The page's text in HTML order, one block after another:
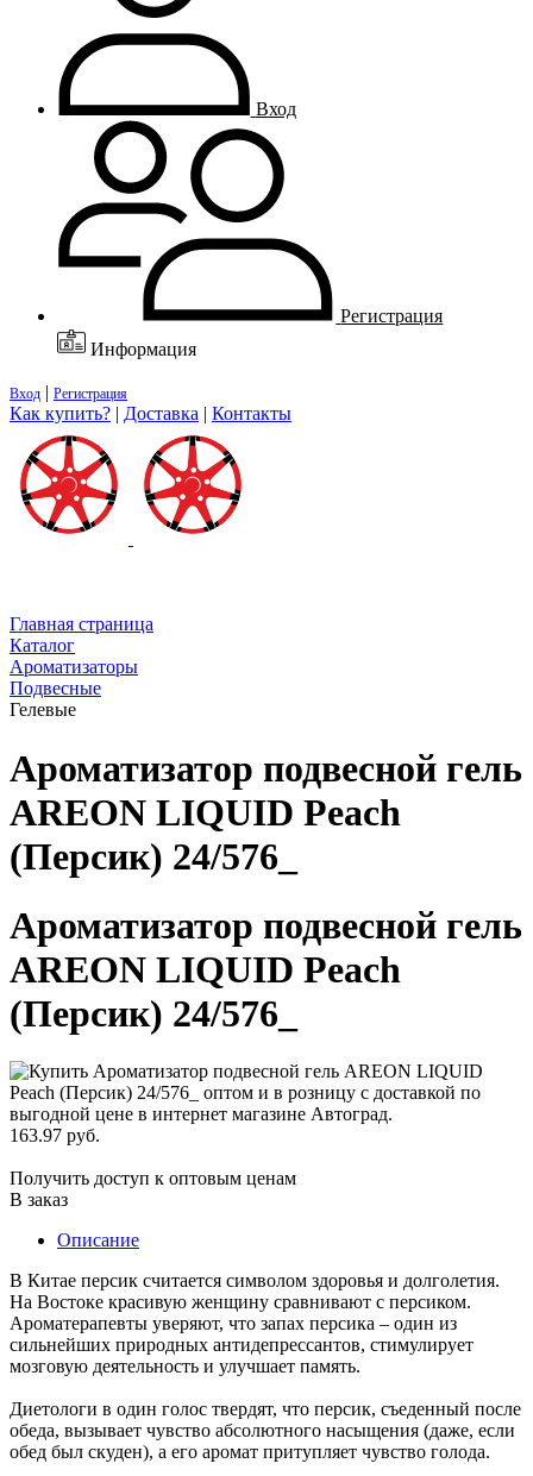
Вход
Регистрация
Информация
Вход | Регистрация
Как купить? | Доставка | Контакты
Главная страница
Каталог
Ароматизаторы
Подвесные
Гелевые
Ароматизатор подвесной гель
AREON LIQUID Peach
(Персик) 24/576_
Ароматизатор подвесной гель
AREON LIQUID Peach
(Персик) 24/576_
163.97 руб.
Получить доступ к оптовым ценам
В заказ
Описание
В Китае персик считается символом здоровья и долголетия.
На Востоке красивую женщину сравнивают с персиком.
Ароматерапевты уверяют, что запах персика – один из
сильнейших природных антидепрессантов, стимулирует
мозговую деятельность и улучшает память.
Диетологи в один голос твердят, что персик, съеденный после
обеда, вызывает чувство абсолютного насыщения (даже, если
обед был скуден), а его аромат притупляет чувство голода.